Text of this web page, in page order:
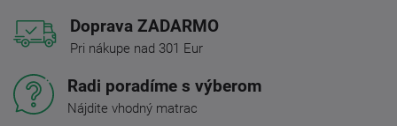
Doprava ZADARMO
Pri nákupe nad 301 Eur
Radi poradíme s výberom
Nájdite vhodný matrac